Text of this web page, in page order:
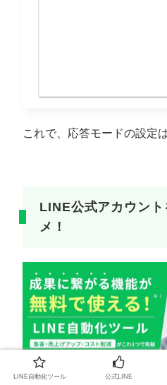
これで、応答モードの設定
LINE公式アカウン
メ！
LINE自動化ツール 公式LINE